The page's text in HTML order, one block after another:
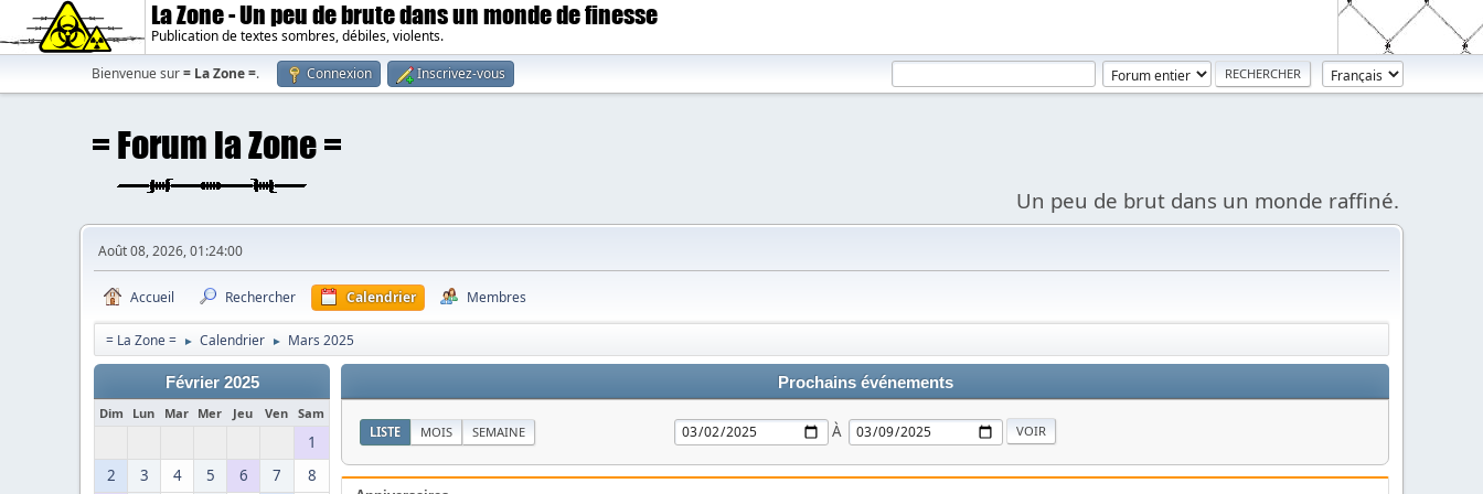
La Zone - Un peu de brute dans un monde de finesse
Publication de textes sombres, débiles, violents.
Bienvenue sur= La Zone =. Connexion Inscrivez-vous
Un peu de brut dans un monde raffiné.
Août 08, 2026, 01:24:00
Accueil Rechercher Calendrier Membres
= La Zone = ► Calendrier ► Mars 2025
Février 2025
Dim Lun Mar Mer Jeu Ven Sam
1
2
3 4 5 6 7
8
Prochains événements
LISTE MOIS SEMAINE À